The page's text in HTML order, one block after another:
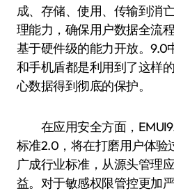
成、存储、使用、传输到消
理能力，确保用户数据全流
基于硬件级的能力开放。9.0
和手机盾都是利用到了这样
心数据得到彻底的保护。
在应用安全方面，
标准2.0，将在打磨用户体验
广成行业标准，从源头管理
益。对于敏感权限管控更加